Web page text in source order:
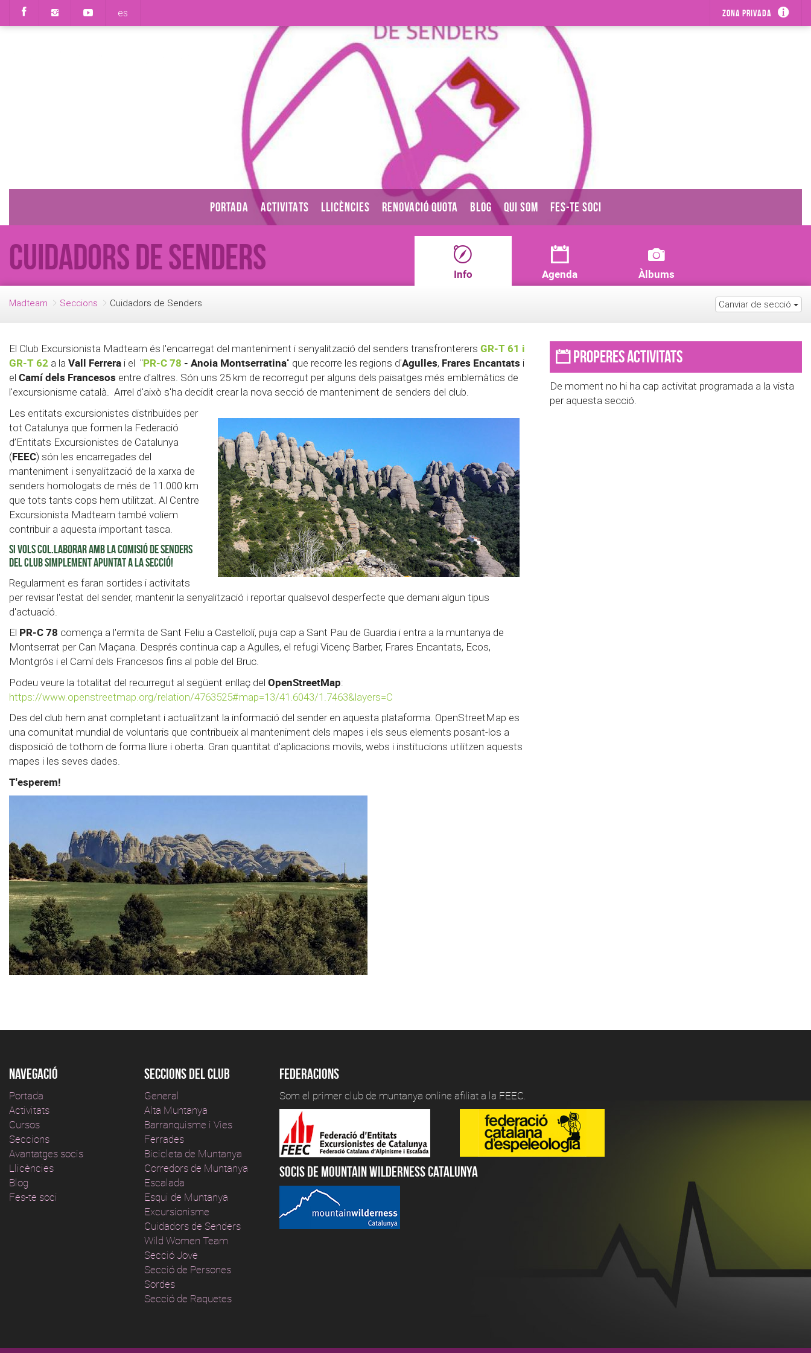
es Zona privada
PORTADA ACTIVITATS LLICÈNCIES RENOVACIÓ QUOTA BLOG QUI SOM FES-TE SOCI
Cuidadors de Senders Info Agenda Àlbums
Madteam Seccions Cuidadors de Senders Canviar de secció
El Club Excursionista Madteam és l'encarregat del manteniment i senyalització del senders transfronterers GR-T 61 i
GR-T 62 a laVall Ferrera i el "PR-C 78 - Anoia Montserratina" que recorre les regions d'Agulles, Frares Encantats i
el Camí dels Francesos entre d'altres. Són uns 25 km de recorregut per alguns dels paisatges més emblemàtics de
l'excursionisme català. Arrel d'això s'ha decidit crear la nova secció de manteniment de senders del club.
Les entitats excursionistes distribuïdes per
tot Catalunya que formen la Federació
d’Entitats Excursionistes de Catalunya
(FEEC) són les encarregades del
manteniment i senyalització de la xarxa de
senders homologats de més de 11.000 km
que tots tants cops hem utilitzat. Al Centre
Excursionista Madteam també voliem
contribuir a aquesta important tasca.
SI VOLS COL.LABORAR AMB LA COMISIÓ DE SENDERS
DEL CLUB SIMPLEMENT APUNTAT A LA SECCIÓ!
Regularment es faran sortides i activitats
per revisar l'estat del sender, mantenir la senyalització i reportar qualsevol desperfecte que demani algun tipus
d'actuació.
El PR-C 78 comença a l'ermita de Sant Feliu a Castellolí, puja cap a Sant Pau de Guardia i entra a la muntanya de
Montserrat per Can Maçana. Després continua cap a Agulles, el refugi Vicenç Barber, Frares Encantats, Ecos,
Montgrós i el Camí dels Francesos fins al poble del Bruc.
Podeu veure la totalitat del recurregut al següent enllaç del OpenStreetMap:
https://www.openstreetmap.org/relation/4763525#map=13/41.6043/1.7463&layers=C
Des del club hem anat completant i actualitzant la informació del sender en aquesta plataforma. OpenStreetMap es
una comunitat mundial de voluntaris que contribueix al manteniment dels mapes i els seus elements posant-los a
disposició de tothom de forma lliure i oberta. Gran quantitat d'aplicacions movils, webs i institucions utilitzen aquests
mapes i les seves dades.
T'esperem!
Properes activitats
De moment no hi ha cap activitat programada a la vista
per aquesta secció.
Navegació
Portada
Activitats
Cursos
Seccions
Avantatges socis
Llicències
Blog
Fes-te soci
Seccions del club
General
Alta Muntanya
Barranquisme i Vies
Ferrades
Bicicleta de Muntanya
Corredors de Muntanya
Escalada
Esqui de Muntanya
Excursionisme
Cuidadors de Senders
Wild Women Team
Secció Jove
Secció de Persones
Sordes
Secció de Raquetes
Federacions
Som el primer club de muntanya online afiliat a la FEEC.
Socis de Mountain Wilderness Catalunya